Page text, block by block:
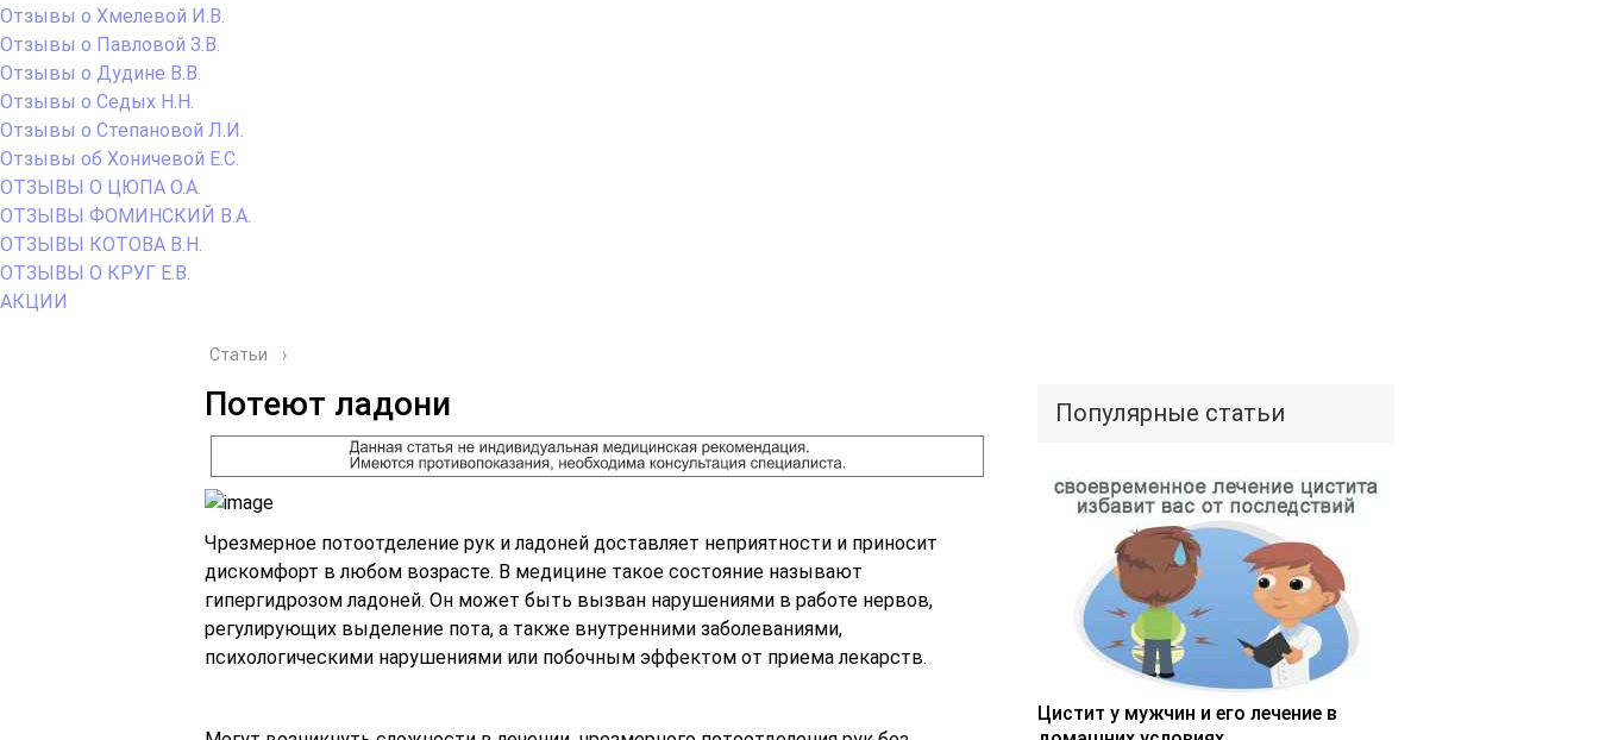
Отзывы о Хмелевой И.В.
Отзывы о Павловой З.В.
Отзывы о Дудине В.В.
Отзывы о Седых Н.Н.
Отзывы о Степановой Л.И.
Отзывы об Хоничевой Е.С.
ОТЗЫВЫ О ЦЮПА О.А.
ОТЗЫВЫ ФОМИНСКИЙ В.А.
ОТЗЫВЫ КОТОВА В.Н.
ОТЗЫВЫ О КРУГ Е.В.
АКЦИИ
Статьи ›
Потеют ладони
Чрезмерное потоотделение рук и ладоней доставляет неприятности и приносит
дискомфорт в любом возрасте. В медицине такое состояние называют
гипергидрозом ладоней. Он может быть вызван нарушениями в работе нервов,
регулирующих выделение пота, а также внутренними заболеваниями,
психологическими нарушениями или побочным эффектом от приема лекарств.
Популярные статьи
Цистит у мужчин и его лечение в